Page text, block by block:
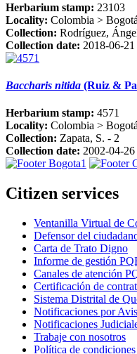
Herbarium stamp: 23103
Locality: Colombia >
Collection: Rodríguez,
Collection date: 2018-06-21
Baccharis nitida (Ruiz &
Herbarium stamp: 4571
Locality: Colombia >
Collection: Zapata, S. - 2
Collection date: 2002-04-26
Citizen services
Ventanilla Virtual de
Defensor del
Carta de Trato Digno
Informe de gestión
Canales de atención
Certificación de
Sistema Distrital de
Notificaciones por
Notificaciones
Trabaje con nosotros
Política de